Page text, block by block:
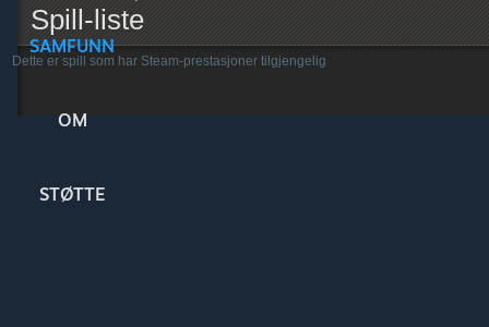
SAMFUNN
OM
STØTTE
Spill-liste
Dette er spill som har Steam-prestasjoner tilgjengelig